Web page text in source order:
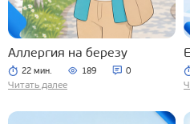
Аллергия на березу
22 мин. 189 0
Читать далее